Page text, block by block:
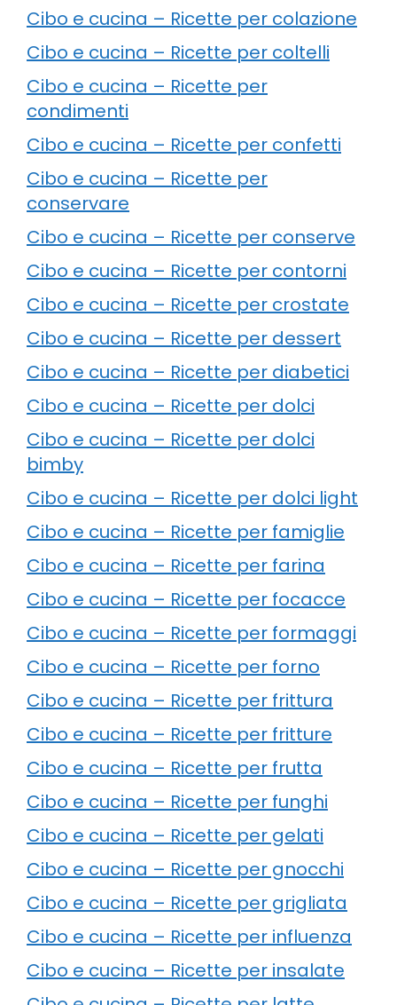
Cibo e cucina – Ricette per colazione
Cibo e cucina – Ricette per coltelli
Cibo e cucina – Ricette per
condimenti
Cibo e cucina – Ricette per confetti
Cibo e cucina – Ricette per
conservare
Cibo e cucina – Ricette per conserve
Cibo e cucina – Ricette per contorni
Cibo e cucina – Ricette per crostate
Cibo e cucina – Ricette per dessert
Cibo e cucina – Ricette per diabetici
Cibo e cucina – Ricette per dolci
Cibo e cucina – Ricette per dolci
bimby
Cibo e cucina – Ricette per dolci light
Cibo e cucina – Ricette per famiglie
Cibo e cucina – Ricette per farina
Cibo e cucina – Ricette per focacce
Cibo e cucina – Ricette per formaggi
Cibo e cucina – Ricette per forno
Cibo e cucina – Ricette per frittura
Cibo e cucina – Ricette per fritture
Cibo e cucina – Ricette per frutta
Cibo e cucina – Ricette per funghi
Cibo e cucina – Ricette per gelati
Cibo e cucina – Ricette per gnocchi
Cibo e cucina – Ricette per grigliata
Cibo e cucina – Ricette per influenza
Cibo e cucina – Ricette per insalate